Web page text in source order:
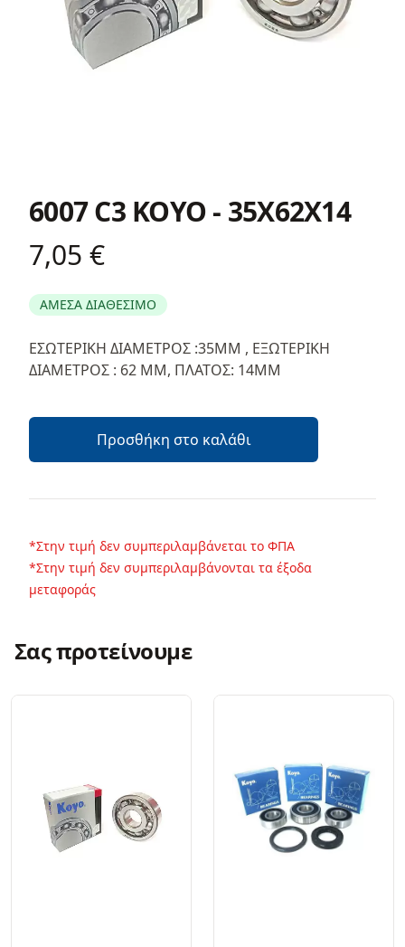
6007 C3 KOYO - 35X62X14
Product information
7,05 €
ΑΜΕΣΑ ΔΙΑΘΕΣΙΜΟ
Περιγραφή
ΕΣΩΤΕΡΙΚΗ ΔΙΑΜΕΤΡΟΣ :35ΜΜ , ΕΞΩΤΕΡΙΚΗ
ΔΙΑΜΕΤΡΟΣ : 62 ΜΜ, ΠΛΑΤΟΣ: 14ΜΜ
Προσθήκη στο καλάθι
*Στην τιμή δεν συμπεριλαμβάνεται το ΦΠΑ
*Στην τιμή δεν συμπεριλαμβάνονται τα έξοδα
μεταφοράς
Σας προτείνουμε